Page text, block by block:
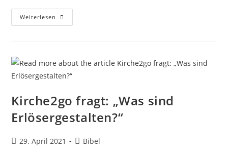
Weiterlesen Kirche2go
Fragt:
Kirche2go fragt: „Was sind
Erlösergestalten?“
Beitrag
29. April 2021
Beitrags-
Bibel